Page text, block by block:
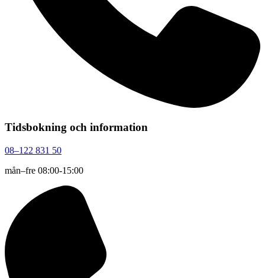
Tidsbokning och information
08–122 831 50
mån–fre 08:00-15:00